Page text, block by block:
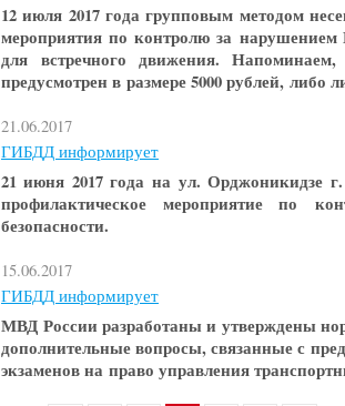
12 июля 2017 года групповым методом
мероприятия по контролю за
для встречного движения.
предусмотрен в размере 5000 рублей, либо
21.06.2017
ГИБДД информирует
21 июня 2017 года на ул. Орджоникидзе
профилактическое мероприятие по
безопасности.
15.06.2017
ГИБДД информирует
МВД России разработаны и утверждены
дополнительные вопросы, связанные с
экзаменов на право управления